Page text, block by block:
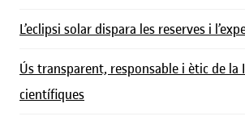
L’eclipsi solar dispara les reserves i
Ús transparent, responsable i ètic de la
científiques